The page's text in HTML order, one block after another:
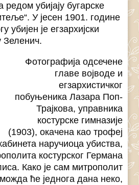
редом убијају бугарске
У јесен 1901. године
убијен је егзархијски
Зеленич.
Фотографија одсечене
главе војводе и
егзархистичког
побуњеника Лазара Поп-
Трајкова, управника
костурске гимназије
(1903), окачена као трофеј
наручиоца убиства,
костурског Германа
Како је сам митрополит
ће једнога дана неко,